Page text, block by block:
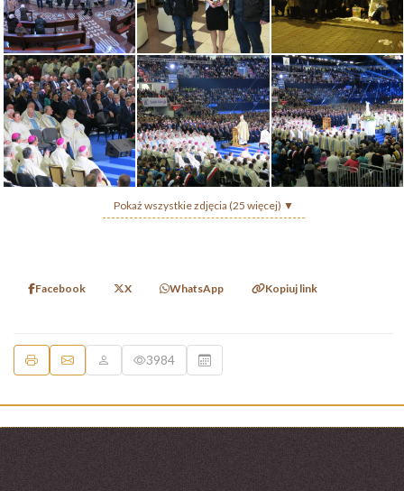
Pokaż wszystkie zdjęcia (25 więcej) ▼
Facebook X WhatsApp Kopiuj link
3984